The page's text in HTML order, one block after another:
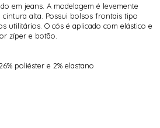
em jeans. A modelagem é levemente
alta. Possui bolsos frontais tipo
utilitários. O cós é aplicado com elástico e
zíper e botão.
poliéster e 2% elastano